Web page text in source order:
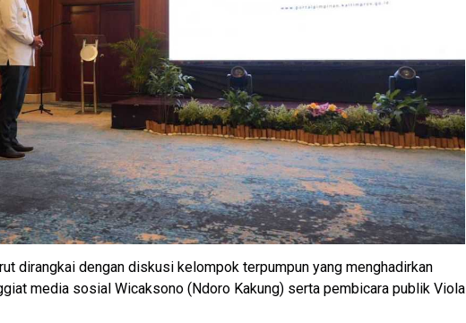
dirangkai dengan diskusi kelompok terpumpun yang menghadirkan
media sosial Wicaksono (Ndoro Kakung) serta pembicara publik Viola